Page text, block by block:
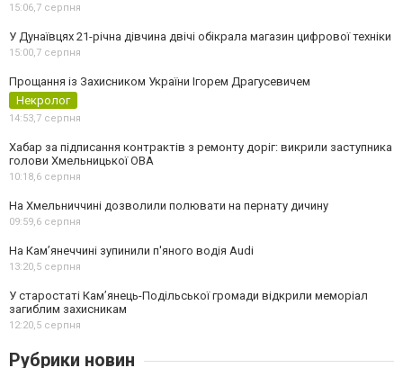
15:06,7 серпня
У Дунаївцях 21-річна дівчина двічі обікрала магазин цифрової техніки
15:00,7 серпня
Прощання із Захисником України Ігорем Драгусевичем
Некролог
14:53,7 серпня
Хабар за підписання контрактів з ремонту доріг: викрили заступника
голови Хмельницької ОВА
10:18,6 серпня
На Хмельниччині дозволили полювати на пернату дичину
09:59,6 серпня
На Камʼянеччині зупинили п'яного водія Audi
13:20,5 серпня
У старостаті Кам’янець-Подільської громади відкрили меморіал
загиблим захисникам
12:20,5 серпня
Рубрики новин